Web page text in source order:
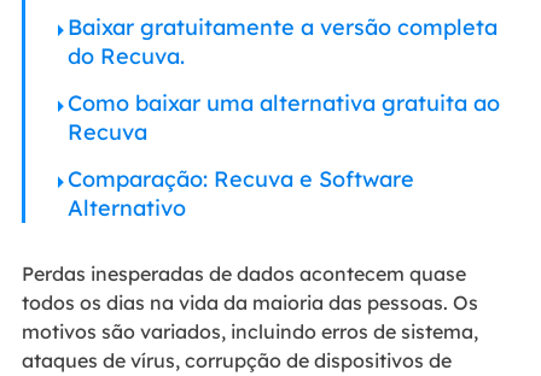
Baixar gratuitamente a versão completa
do Recuva.
Como baixar uma alternativa gratuita ao
Recuva
Comparação: Recuva e Software
Alternativo
Perdas inesperadas de dados acontecem quase
todos os dias na vida da maioria das pessoas. Os
motivos são variados, incluindo erros de sistema,
ataques de vírus, corrupção de dispositivos de